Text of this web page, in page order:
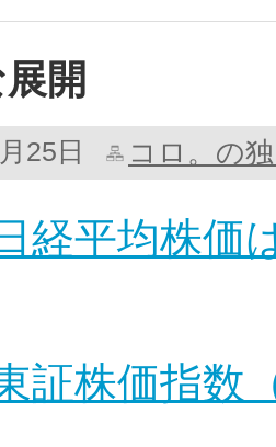
開
25日 コロ。の
経平均株価
証株価指数